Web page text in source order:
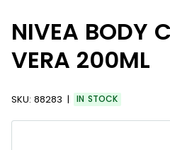
NIVEA BODY
VERA 200ML
SKU: 88283 IN STOCK